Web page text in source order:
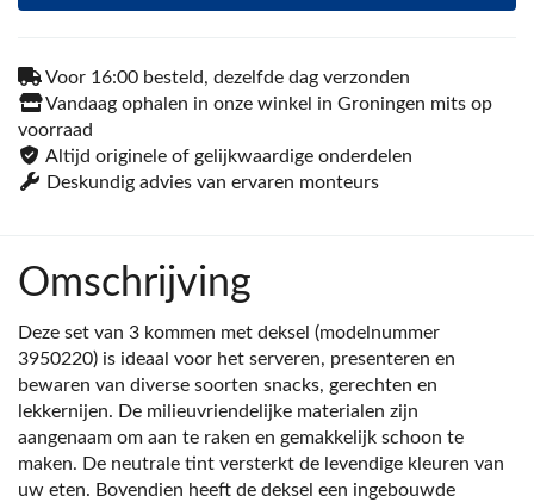
Voor 16:00 besteld, dezelfde dag verzonden
Vandaag ophalen in onze winkel in Groningen mits op
voorraad
Altijd originele of gelijkwaardige onderdelen
Deskundig advies van ervaren monteurs
Omschrijving
Deze set van 3 kommen met deksel (modelnummer
3950220) is ideaal voor het serveren, presenteren en
bewaren van diverse soorten snacks, gerechten en
lekkernijen. De milieuvriendelijke materialen zijn
aangenaam om aan te raken en gemakkelijk schoon te
maken. De neutrale tint versterkt de levendige kleuren van
uw eten. Bovendien heeft de deksel een ingebouwde